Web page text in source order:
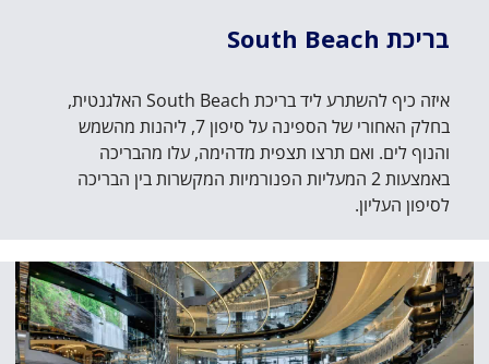
בריכת South Beach
איזה כיף להשתרע ליד בריכת South Beach האלגנטית,
בחלק האחורי של הספינה על סיפון 7, ליהנות מהשמש
והנוף לים. ואם תרצו תצפית מדהימה, עלו מהבריכה
באמצעות 2 המעליות הפנורמיות המקשרות בין הבריכה
לסיפון העליון.